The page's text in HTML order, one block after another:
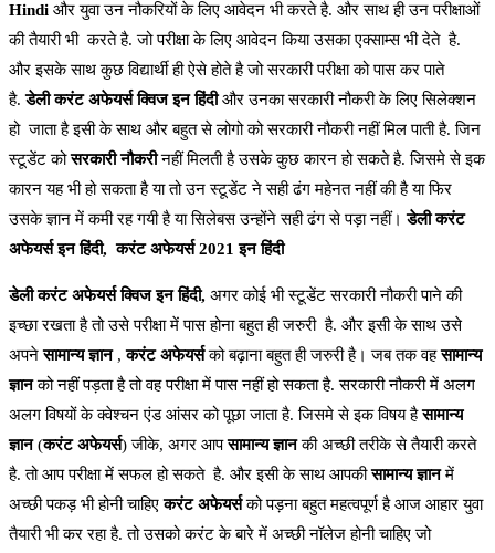
Hindi और युवा उन नौकरियों के लिए आवेदन भी करते है. और साथ ही उन परीक्षाओं
की तैयारी भी करते है. जो परीक्षा के लिए आवेदन किया उसका एक्साम्स भी देते है.
और इसके साथ कुछ विद्यार्थी ही ऐसे होते है जो सरकारी परीक्षा को पास कर पाते
है. डेली करंट अफेयर्स क्विज इन हिंदीऔर उनका सरकारी नौकरी के लिए सिलेक्शन
हो जाता है इसी के साथ और बहुत से लोगो को सरकारी नौकरी नहीं मिल पाती है. जिन
स्टूडेंट कोसरकारी नौकरीनहीं मिलती है उसके कुछ कारन हो सकते है. जिसमे से इक
कारन यह भी हो सकता है या तो उन स्टूडेंट ने सही ढंग महेनत नहीं की है या फिर
उसके ज्ञान में कमी रह गयी है या सिलेबस उन्होंने सही ढंग से पड़ा नहीं।डेली करंट
अफेयर्स इन हिंदी, करंट अफेयर्स 2021 इन हिंदी
डेली करंट अफेयर्स क्विज इन हिंदी, अगर कोई भी स्टूडेंट सरकारी नौकरी पाने की
इच्छा रखता है तो उसे परीक्षा में पास होना बहुत ही जरुरी है. और इसी के साथ उसे
अपनेसामान्य ज्ञान,करंट अफेयर्सको बढ़ाना बहुत ही जरुरी है। जब तक वहसामान्य
ज्ञानको नहीं पड़ता है तो वह परीक्षा में पास नहीं हो सकता है. सरकारी नौकरी में अलग
अलग विषयों के क्वेश्चन एंड आंसर को पूछा जाता है. जिसमे से इक विषय हैसामान्य
ज्ञान(करंट अफेयर्स) जीके, अगर आपसामान्य ज्ञानकी अच्छी तरीके से तैयारी करते
है. तो आप परीक्षा में सफल हो सकते है. और इसी के साथ आपकीसामान्य ज्ञानमें
अच्छी पकड़ भी होनी चाहिएकरंट अफेयर्सको पड़ना बहुत महत्वपूर्ण है आज आहार युवा
तैयारी भी कर रहा है. तो उसको करंट के बारे में अच्छी नॉलेज होनी चाहिए जो